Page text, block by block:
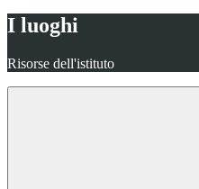
I luoghi
Risorse dell'istituto